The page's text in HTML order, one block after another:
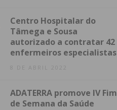
Centro Hospitalar do
Tâmega e Sousa
autorizado a contratar 42
enfermeiros especialistas
8 DE ABRIL 2022
ADATERRA promove IV Fim
de Semana da Saúde